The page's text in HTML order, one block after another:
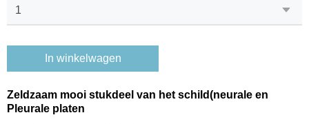
In winkelwagen
Zeldzaam mooi stukdeel van het schild(neurale en
Pleurale platen